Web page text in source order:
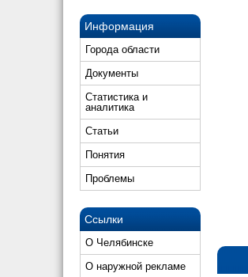
Информация
Города области
Документы
Статистика и
аналитика
Статьи
Понятия
Проблемы
Ссылки
О Челябинске
О наружной рекламе